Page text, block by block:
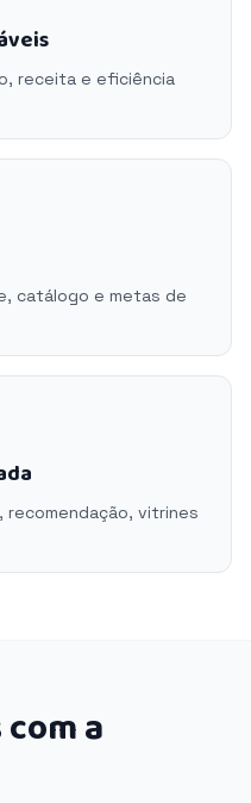
receita e eficiência
catálogo e metas de
recomendação, vitrines
a